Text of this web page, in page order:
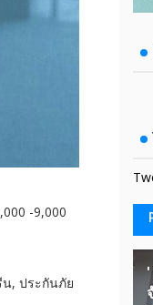
-9,000
, ประกันภัย
'